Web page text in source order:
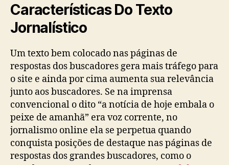
Características Do Texto
Jornalístico
Um texto bem colocado nas páginas de
respostas dos buscadores gera mais tráfego para
o site e ainda por cima aumenta sua relevância
junto aos buscadores. Se na imprensa
convencional o dito “a notícia de hoje embala o
peixe de amanhã” era voz corrente, no
jornalismo online ela se perpetua quando
conquista posições de destaque nas páginas de
respostas dos grandes buscadores, como o